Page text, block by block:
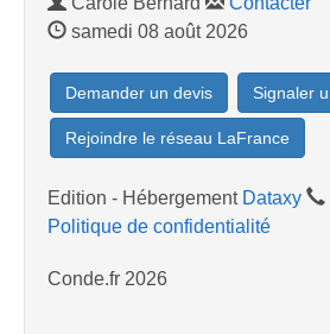
samedi 08 août 2026
Demander un devis Signaler
Rejoindre le réseau LaFrance
Edition - Hébergement Dataxy
Politique de confidentialité
Conde.fr 2026